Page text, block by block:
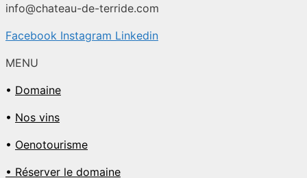
info@chateau-de-terride.com
Facebook Instagram Linkedin
MENU
• Domaine
• Nos vins
• Oenotourisme
• Réserver le domaine